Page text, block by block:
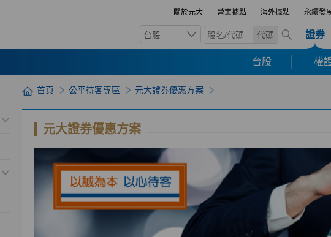
關於元大 營業據點 海外據點 永續發
台股 代碼 證券
台股 權
首頁 公平待客專區 元大證券優惠方案
元大證券優惠方案